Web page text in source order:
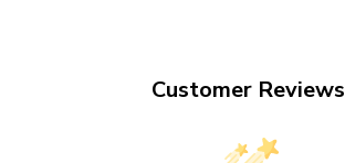
Customer Reviews